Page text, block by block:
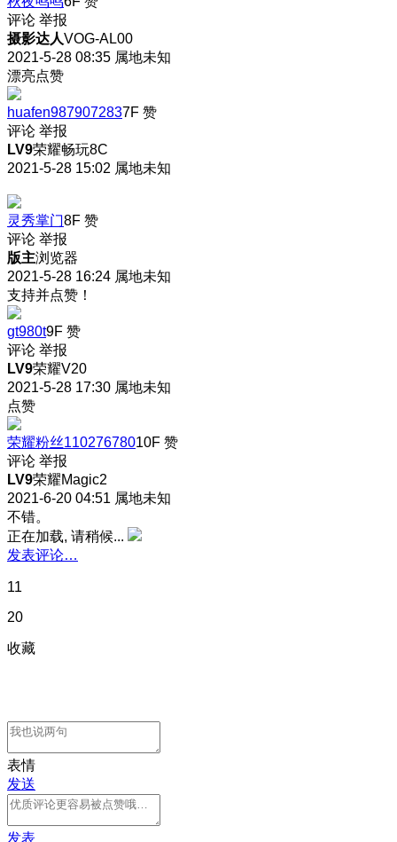
评论 举报
摄影达人VOG-AL00
2021-5-28 08:35 属地未知
漂亮点赞
huafen9879072837F 赞
评论 举报
LV9荣耀畅玩8C
2021-5-28 15:02 属地未知
灵秀掌门8F 赞
评论 举报
版主浏览器
2021-5-28 16:24 属地未知
支持并点赞！
gt980t9F 赞
评论 举报
LV9荣耀V20
2021-5-28 17:30 属地未知
点赞
荣耀粉丝11027678010F 赞
评论 举报
LV9荣耀Magic2
2021-6-20 04:51 属地未知
不错。
正在加载, 请稍候...
发表评论…
11
20
收藏
表情
发送
发表